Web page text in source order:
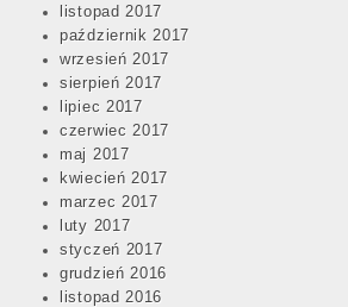
listopad 2017
październik 2017
wrzesień 2017
sierpień 2017
lipiec 2017
czerwiec 2017
maj 2017
kwiecień 2017
marzec 2017
luty 2017
styczeń 2017
grudzień 2016
listopad 2016